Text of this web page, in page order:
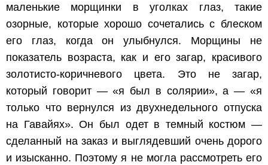
маленькие морщинки в уголках глаз, такие
озорные, которые хорошо сочетались с блеском
его глаз, когда он улыбнулся. Морщины не
показатель возраста, как и его загар, красивого
золотисто-коричневого цвета. Это не загар,
который говорит — «я был в солярии», а — «я
только что вернулся из двухнедельного отпуска
на Гавайях». Он был одет в темный костюм —
сделанный на заказ и выглядевший очень дорого
и изысканно. Поэтому я не могла рассмотреть его